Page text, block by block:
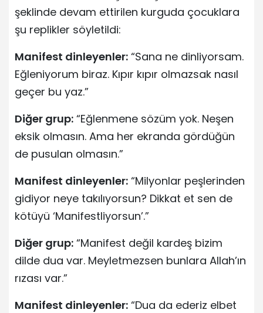
şeklinde devam ettirilen kurguda çocuklara
şu replikler söyletildi:
Manifest dinleyenler: “Sana ne dinliyorsam.
Eğleniyorum biraz. Kıpır kıpır olmazsak nasıl
geçer bu yaz.”
Diğer grup: “Eğlenmene sözüm yok. Neşen
eksik olmasın. Ama her ekranda gördüğün
de pusulan olmasın.”
Manifest dinleyenler: “Milyonlar peşlerinden
gidiyor neye takılıyorsun? Dikkat et sen de
kötüyü ‘Manifestliyorsun’.”
Diğer grup: “Manifest değil kardeş bizim
dilde dua var. Meyletmezsen bunlara Allah’ın
rızası var.”
Manifest dinleyenler: “Dua da ederiz elbet